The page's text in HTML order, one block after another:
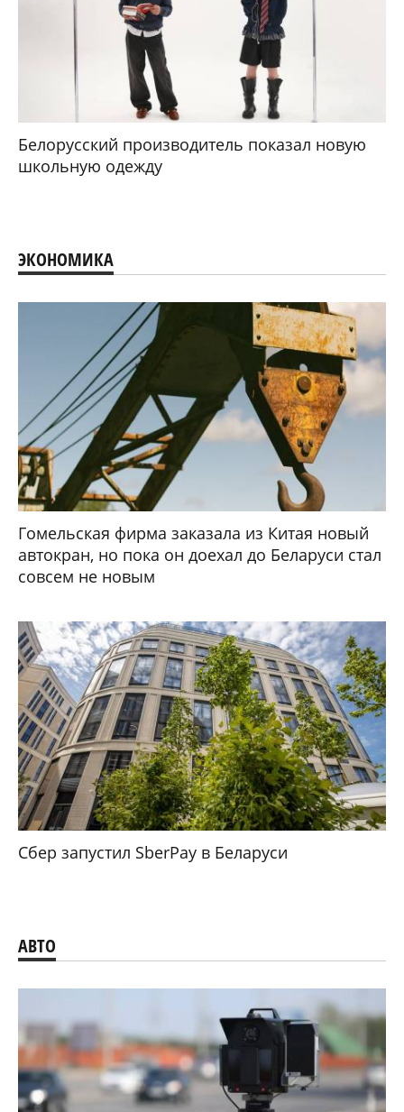
Белорусский производитель показал новую
школьную одежду
ЭКОНОМИКА
Гомельская фирма заказала из Китая новый
автокран, но пока он доехал до Беларуси стал
совсем не новым
Сбер запустил SberPay в Беларуси
АВТО